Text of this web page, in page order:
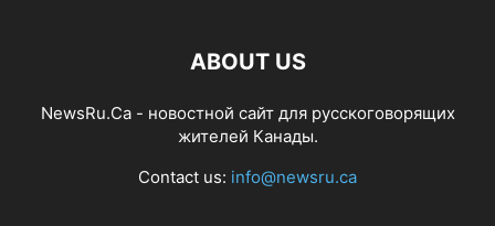
ABOUT US
NewsRu.Ca - новостной сайт для русскоговорящих
жителей Канады.
Contact us: info@newsru.ca